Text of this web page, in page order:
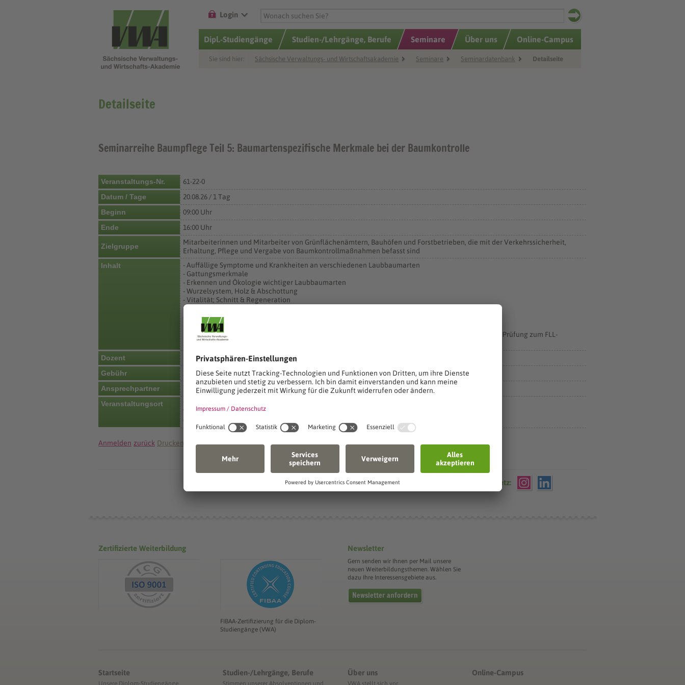
Login
Dipl.-Studiengänge Studien-/Lehrgänge, Berufe Seminare Über uns Online-Campus
Sie sind hier: Sächsische Verwaltungs- und Wirtschaftsakademie Seminare Seminardatenbank Detailseite
Detailseite
Seminarreihe Baumpflege Teil 5: Baumartenspezifische Merkmale bei der Baumkontrolle
Veranstaltungs-Nr.
61-22-0
Datum / Tage
20.08.26 / 1 Tag
Beginn
09:00 Uhr
Ende
16:00 Uhr
Zielgruppe
Mitarbeiterinnen und Mitarbeiter von Grünflächenämtern, Bauhöfen und Forstbetrieben, die mit der Verkehrssicherheit,
Erhaltung, Pflege und Vergabe von Baumkontrollmaßnahmen befasst sind
Inhalt
- Auffällige Symptome und Krankheiten an verschiedenen Laubbaumarten
- Gattungsmerkmale
- Erkennen und Ökologie wichtiger Laubbaumarten
- Wurzelsystem, Holz & Abschottung
- Vitalität; Schnitt & Regeneration
- Besonderheiten bei Baumkontrolle und -pflege
- Risiken, Krankheiten
Die Teilnahme an Modulen der Seminarreihe Baumpflege wird als Zulassungsvoraussetzung für die Prüfung zum FLL-
zertifizierten Baumkontrolleur bzw. -kontrolleurin anerkannt.
Dozent
Dr. Henrik Weiß
Gebühr
170 €
Ansprechpartner
Team Organisation
Veranstaltungsort
Wiener Platz 10
Anmelden zurück Drucken
Die Sächsische VWA im Netz:
Zertifizierte Weiterbildung
FIBAA-Zertifizierung für die Diplom-
Studiengänge (VWA)
Newsletter
Gern senden wir Ihnen per Mail unsere
neuen Weiterbildungsthemen. Wählen Sie
dazu Ihre Interessensgebiete aus.
Newsletter anfordern
Startseite
Unsere Diplom-Studiengänge
Studien-/Lehrgänge, Berufe
Stimmen unserer Absolventinnen und
Über uns
VWA stellt sich vor
Online-Campus